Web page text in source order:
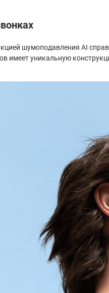
шумоподавления AI
имеет уникальную